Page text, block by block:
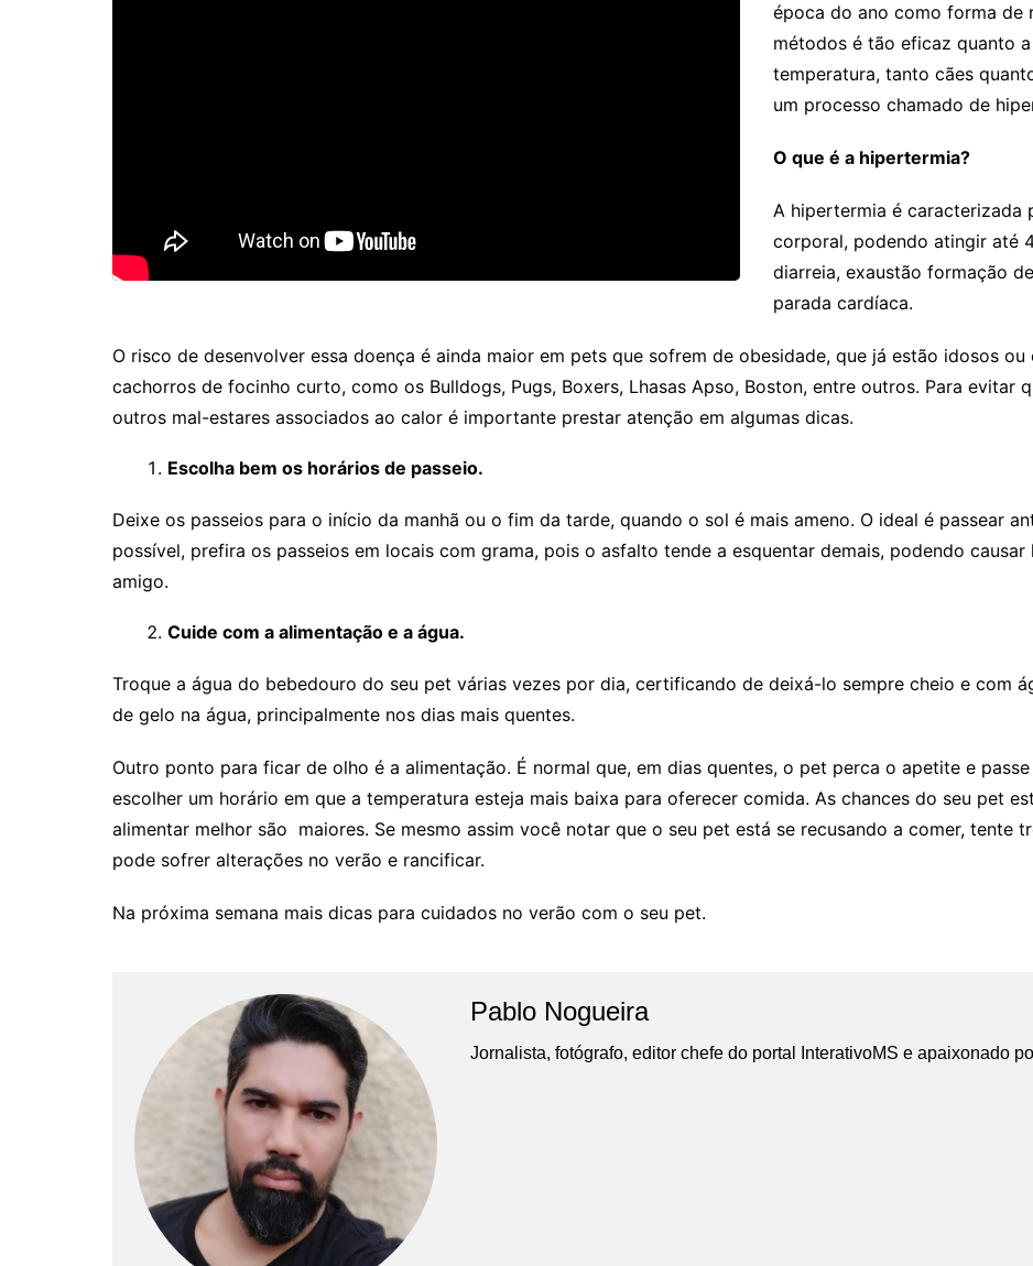
época do ano como forma de
métodos é tão eficaz quanto
temperatura, tanto cães
um processo chamado de
O que é a hipertermia?
A hipertermia é caracterizada
corporal, podendo atingir até
diarreia, exaustão formação
parada cardíaca.
O risco de desenvolver essa doença é ainda maior em pets que sofrem de obesidade, que já estão idosos
cachorros de focinho curto, como os Bulldogs, Pugs, Boxers, Lhasas Apso, Boston, entre outros. Para evitar
outros mal-estares associados ao calor é importante prestar atenção em algumas dicas.
Escolha bem os horários de passeio.
Deixe os passeios para o início da manhã ou o fim da tarde, quando o sol é mais ameno. O ideal é passear
possível, prefira os passeios em locais com grama, pois o asfalto tende a esquentar demais, podendo
amigo.
Cuide com a alimentação e a água.
Troque a água do bebedouro do seu pet várias vezes por dia, certificando de deixá-lo sempre cheio e com
de gelo na água, principalmente nos dias mais quentes.
Outro ponto para ficar de olho é a alimentação. É normal que, em dias quentes, o pet perca o apetite e
escolher um horário em que a temperatura esteja mais baixa para oferecer comida. As chances do seu pet
alimentar melhor são maiores. Se mesmo assim você notar que o seu pet está se recusando a comer, tente
pode sofrer alterações no verão e rancificar.
Na próxima semana mais dicas para cuidados no verão com o seu pet.
Pablo Nogueira
Jornalista, fotógrafo, editor chefe do portal InterativoMS e apaixonado